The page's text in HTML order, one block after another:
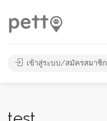
เข้าสู่ระบบ/สมัครสมาชิก